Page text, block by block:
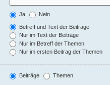
Ja Nein
Betreff und Text der Beiträge
Nur im Text der Beiträge
Nur im Betreff der Themen
Nur im ersten Beitrag der Themen
Beiträge Themen